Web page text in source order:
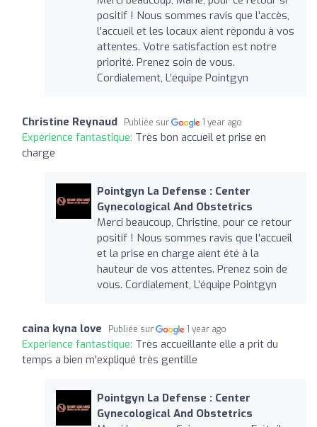
positif ! Nous sommes ravis que l'accès,
l'accueil et les locaux aient répondu à vos
attentes. Votre satisfaction est notre
priorité. Prenez soin de vous.
Cordialement, L’équipe Pointgyn
Christine Reynaud Publiée sur 1 year ago
Expérience fantastique: Très bon accueil et prise en
charge
Pointgyn La Defense : Center
Gynecological And Obstetrics
Merci beaucoup, Christine, pour ce retour
positif ! Nous sommes ravis que l'accueil
et la prise en charge aient été à la
hauteur de vos attentes. Prenez soin de
vous. Cordialement, L’équipe Pointgyn
caina kyna love Publiée sur 1 year ago
Expérience fantastique: Très accueillante elle a prit du
temps a bien m'expliqué très gentille
Pointgyn La Defense : Center
Gynecological And Obstetrics